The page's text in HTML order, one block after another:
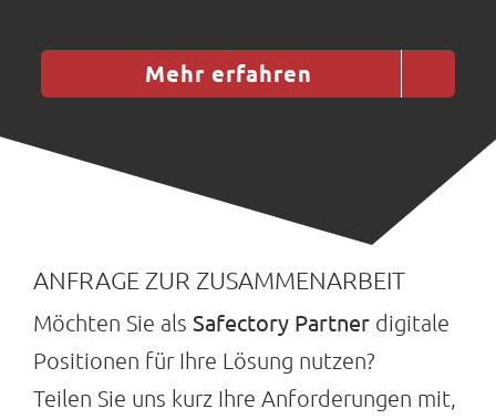
Mehr erfahren
ANFRAGE ZUR ZUSAMMENARBEIT
Möchten Sie als Safectory Partnerdigitale
Positionen für Ihre Lösung nutzen?
Teilen Sie uns kurz Ihre Anforderungen mit,